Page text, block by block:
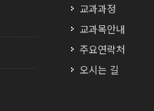
교과과정
교과목안내
주요연락처
오시는 길